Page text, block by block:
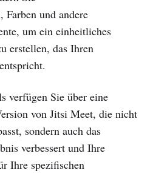
Farben und andere
um ein einheitliches
erstellen, das Ihren
verfügen Sie über eine
von Jitsi Meet, die nicht
sondern auch das
verbessert und Ihre
Ihre spezifischen